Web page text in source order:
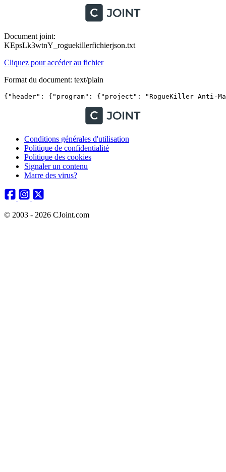
Document joint:
KEpsLk3wtnY_roguekillerfichierjson.txt
Cliquez pour accéder au fichier
Format du document: text/plain
{"header": {"program": {"project":
Conditions générales d'utilisation
Politique de confidentialité
Politique des cookies
Signaler un contenu
Marre des virus?
© 2003 - 2026 CJoint.com